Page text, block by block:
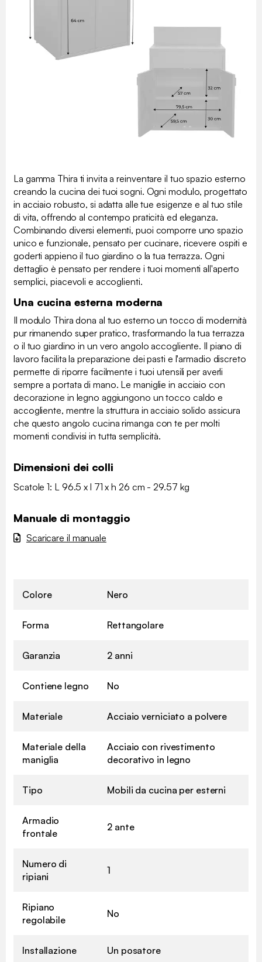
La gamma Thira ti invita a reinventare il tuo spazio esterno
creando la cucina dei tuoi sogni. Ogni modulo, progettato
in acciaio robusto, si adatta alle tue esigenze e al tuo stile
di vita, offrendo al contempo praticità ed eleganza.
Combinando diversi elementi, puoi comporre uno spazio
unico e funzionale, pensato per cucinare, ricevere ospiti e
goderti appieno il tuo giardino o la tua terrazza. Ogni
dettaglio è pensato per rendere i tuoi momenti all'aperto
semplici, piacevoli e accoglienti.
Una cucina esterna moderna
Il modulo Thira dona al tuo esterno un tocco di modernità
pur rimanendo super pratico, trasformando la tua terrazza
o il tuo giardino in un vero angolo accogliente. Il piano di
lavoro facilita la preparazione dei pasti e l'armadio discreto
permette di riporre facilmente i tuoi utensili per averli
sempre a portata di mano. Le maniglie in acciaio con
decorazione in legno aggiungono un tocco caldo e
accogliente, mentre la struttura in acciaio solido assicura
che questo angolo cucina rimanga con te per molti
momenti condivisi in tutta semplicità.
Dimensioni dei colli
Scatole 1: L 96.5 x l 71 x h 26 cm - 29.57 kg
Manuale di montaggio
Scaricare il manuale
Colore Nero
Forma Rettangolare
Garanzia 2 anni
Contiene legno No
Materiale Acciaio verniciato a polvere
Materiale della
maniglia
Acciaio con rivestimento
decorativo in legno
Tipo Mobili da cucina per esterni
Armadio
frontale
2 ante
Numero di
ripiani
1
Ripiano
regolabile
No
Installazione Un posatore